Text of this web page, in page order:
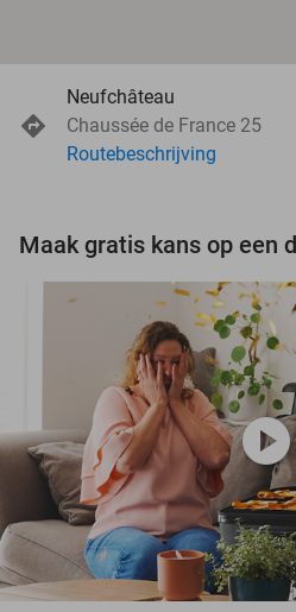
Neufchâteau
Chaussée de France 25
Routebeschrijving
play_circle